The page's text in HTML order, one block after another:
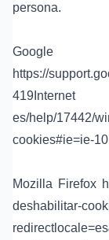
persona.
https://
419Internet
es/help/17442/
cookies#ie=ie-10
Mozilla Firefox
deshabilitar-